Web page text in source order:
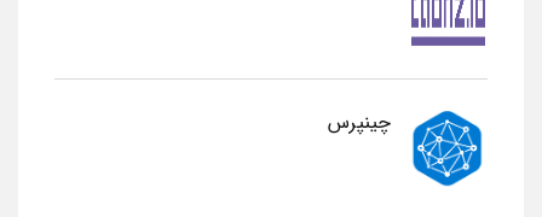
چینپرس